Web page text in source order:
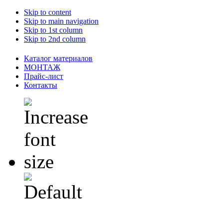
Skip to content
Skip to main navigation
Skip to 1st column
Skip to 2nd column
Каталог материалов
МОНТАЖ
Прайс-лист
Контакты